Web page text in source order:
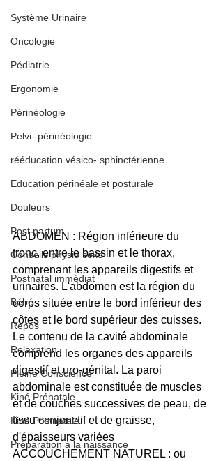
Système Urinaire
Oncologie
Pédiatrie
Ergonomie
Périnéologie
Pelvi- périnéologie
rééducation vésico- sphinctérienne
Education périnéale et posturale
Douleurs
Post partum
Conseils physio sexo
Postnatal immédiat
Bébé
Repos
Relaxation
Pleine Conscience
Kiné Prénatale
Kiné Postnatale
Préparation à la naissance
ABDOMEN : Région inférieure du
tronc, entre le bassin et le thorax,
comprenant les appareils digestifs et
urinaires. L'abdomen est la région du
corps située entre le bord inférieur des
côtes et le bord supérieur des cuisses.
Le contenu de la cavité abdominale
comprend les organes des appareils
digestif et uro-génital. La paroi
abdominale est constituée de muscles
et de couches successives de peau, de
tissu conjonctif et de graisse,
d'épaisseurs variées
ACCOUCHEMENT NATUREL : ou